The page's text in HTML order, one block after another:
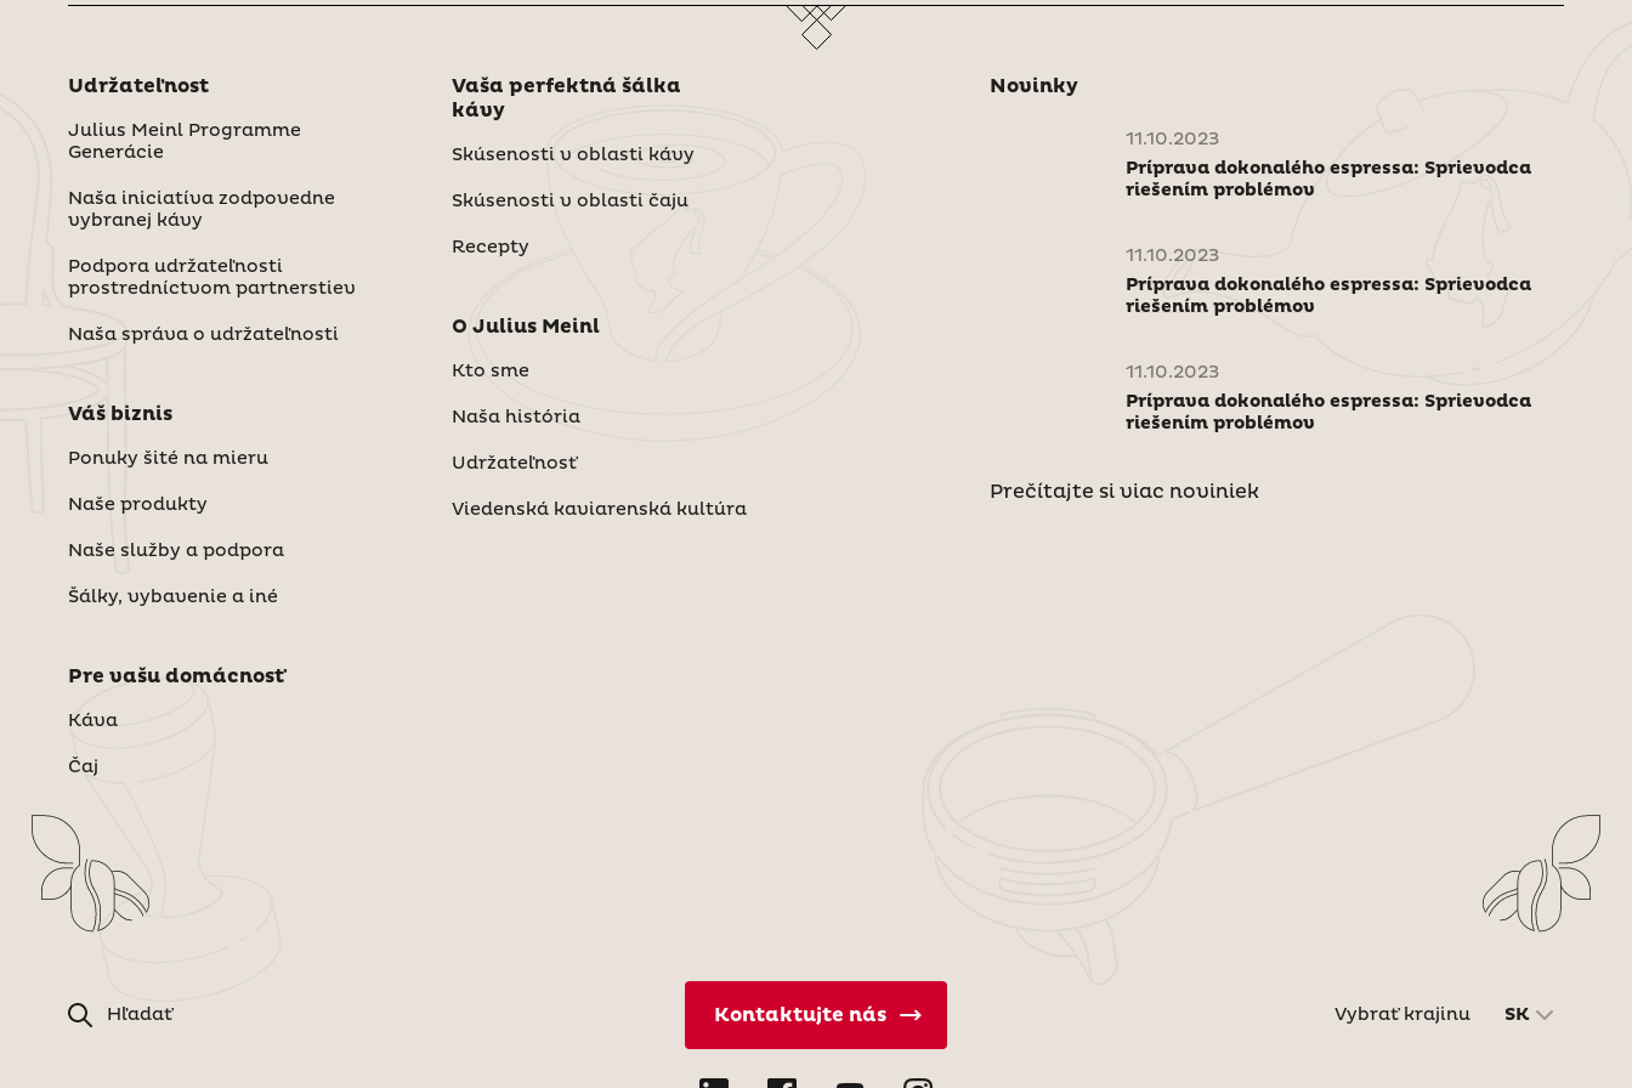
Udržateľnost
Julius Meinl Programme
Generácie
Naša iniciatíva zodpovedne
vybranej kávy
Podpora udržateľnosti
prostredníctvom partnerstiev
Naša správa o udržateľnosti
Váš biznis
Ponuky šité na mieru
Naše produkty
Naše služby a podpora
Šálky, vybavenie a iné
Pre vašu domácnosť
Káva
Čaj
Vaša perfektná šálka
kávy
Skúsenosti v oblasti kávy
Skúsenosti v oblasti čaju
Recepty
O Julius Meinl
Kto sme
Naša história
Udržateľnosť
Viedenská kaviarenská kultúra
Novinky
11.10.2023
Príprava dokonalého espressa: Sprievodca
riešením problémov
11.10.2023
Príprava dokonalého espressa: Sprievodca
riešením problémov
11.10.2023
Príprava dokonalého espressa: Sprievodca
riešením problémov
Prečítajte si viac noviniek
Hľadať Kontaktujte nás Vybrať krajinu SK